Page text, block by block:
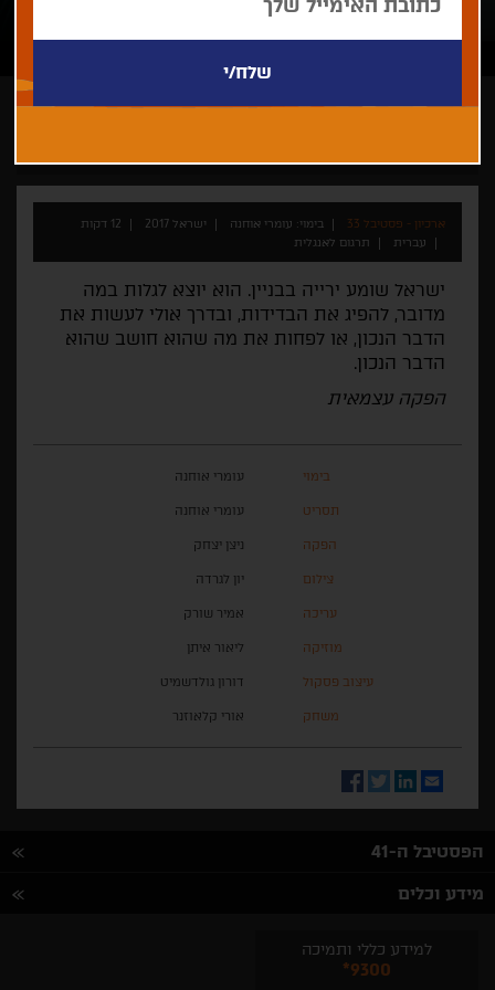
ארכיון - פסטיבל 33 בימוי: עומרי אוחנה ישראל 2017
12 דקות
עברית
תרגום לאנגלית
ישראל שומע ירייה בבניין. הוא יוצא לגלות במה
מדובר, להפיג את הבדידות, ובדרך אולי לעשות את
הדבר הנכון, או לפחות את מה שהוא חושב שהוא
הדבר הנכון.
הפקה עצמאית
בימוי עומרי אוחנה
תסריט עומרי אוחנה
הפקה ניצן יצחק
צילום יון לגרדה
עריכה אמיר שורק
מוזיקה ליאור איתן
עיצוב פסקול דורון גולדשמיט
משחק אורי קלאוזנר
Email
LinkedIn
Twitter
Facebook
הפסטיבל ה-41
מידע וכלים
למידע כללי ותמיכה
*9300